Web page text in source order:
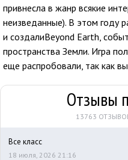
привнесла в жанр всякие
неизведанные). В этом году
и создалиBeyond Earth,
пространства Земли. Игра
еще распробовали, так как
Отзывы
13763
Все класс
18 июля, 2026 21:16